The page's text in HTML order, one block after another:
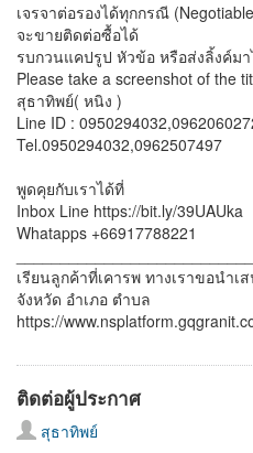
เจรจาต่อรองได้ทุกกรณี
จะขายติดต่อซื้อได้
รบกวนแคปรูป หัวข้อ หรือส่งลิ้งค์ม
Please take a screenshot of the
สุธาทิพย์( หนิง )
Line ID :
Tel.0950294032,0962507497
พูดคุยกับเราได้ที่
Inbox Line https://bit.ly/39UAUka
Whatapps +66917788221
เรียนลูกค้าที่เคารพ ทางเราขอนำ
จังหวัด อำเภอ ตำบล
https://
ติดต่อผู้ประกาศ
สุธาทิพย์